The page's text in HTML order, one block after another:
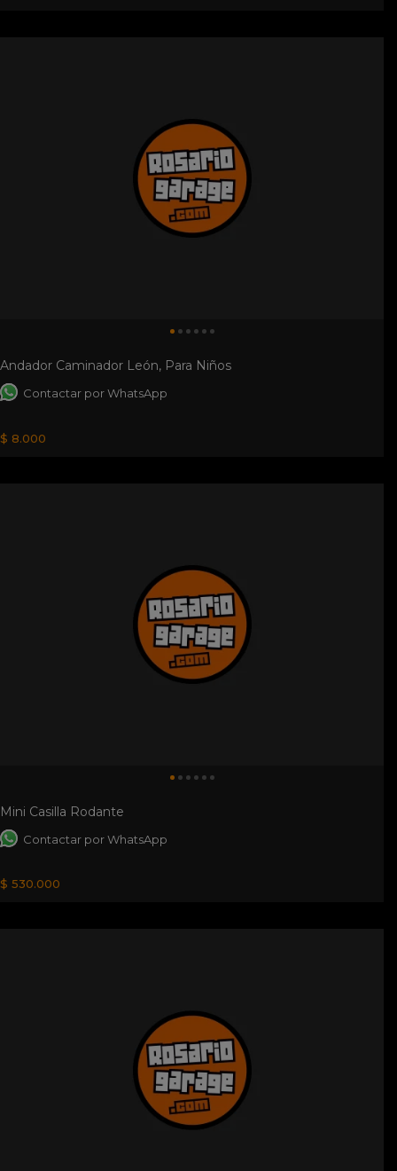
Andador Caminador León, Para Niños
Contactar por WhatsApp
$ 8.000
Mini Casilla Rodante
Contactar por WhatsApp
$ 530.000